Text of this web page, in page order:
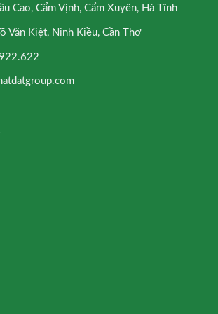
Cao, Cẩm Vịnh, Cẩm Xuyên, Hà Tĩnh
Văn Kiệt, Ninh Kiều, Cần Thơ